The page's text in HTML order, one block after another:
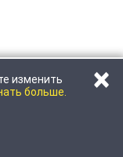
изменить
больше. ×